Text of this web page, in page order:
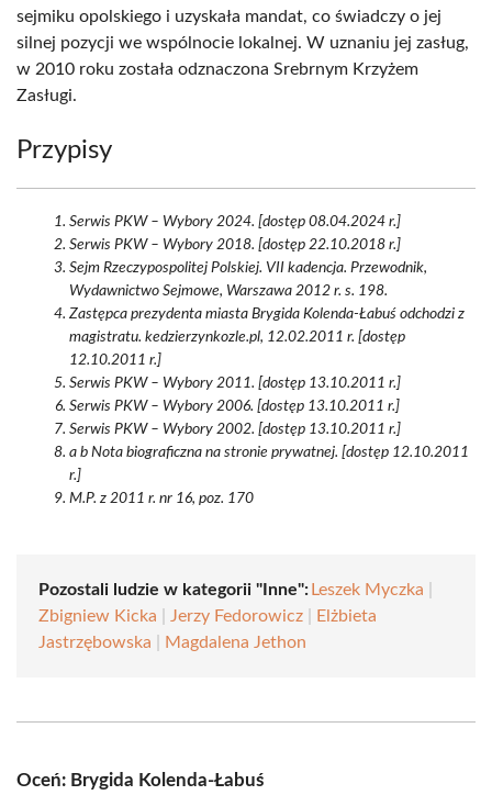
sejmiku opolskiego i uzyskała mandat, co świadczy o jej
silnej pozycji we wspólnocie lokalnej. W uznaniu jej zasług,
w 2010 roku została odznaczona Srebrnym Krzyżem
Zasługi.
Przypisy
Serwis PKW – Wybory 2024. [dostęp 08.04.2024 r.]
Serwis PKW – Wybory 2018. [dostęp 22.10.2018 r.]
Sejm Rzeczypospolitej Polskiej. VII kadencja. Przewodnik,
Wydawnictwo Sejmowe, Warszawa 2012 r. s. 198.
Zastępca prezydenta miasta Brygida Kolenda-Łabuś odchodzi z
magistratu. kedzierzynkozle.pl, 12.02.2011 r. [dostęp
12.10.2011 r.]
Serwis PKW – Wybory 2011. [dostęp 13.10.2011 r.]
Serwis PKW – Wybory 2006. [dostęp 13.10.2011 r.]
Serwis PKW – Wybory 2002. [dostęp 13.10.2011 r.]
a b Nota biograficzna na stronie prywatnej. [dostęp 12.10.2011
r.]
M.P. z 2011 r. nr 16, poz. 170
Pozostali ludzie w kategorii "Inne": Leszek Myczka
Zbigniew Kicka
Jerzy Fedorowicz
Elżbieta
Jastrzębowska
Magdalena Jethon
Oceń: Brygida Kolenda-Łabuś